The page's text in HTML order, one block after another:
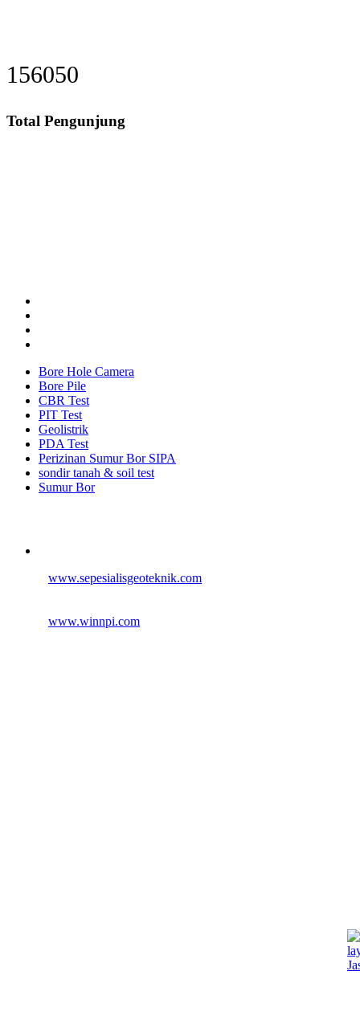
191719
Total Pengunjung
Bore Hole Camera
Bore Pile
CBR Test
PIT Test
Geolistrik
PDA Test
Perizinan Sumur Bor SIPA
sondir tanah & soil test
Sumur Bor
www.sepesialisgeoteknik.com
www.winnpi.com